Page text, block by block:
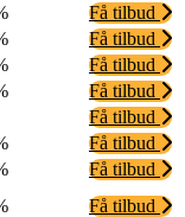
Få tilbud
Få tilbud
Få tilbud
Få tilbud
Få tilbud
Få tilbud
Få tilbud
Få tilbud